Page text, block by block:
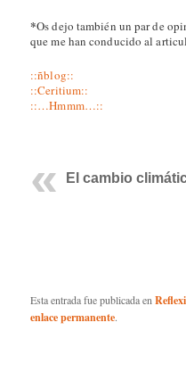
*Os dejo también un par de
que me han conducido al
::ñblog::
::Ceritium::
::…Hmmm…::
El cambio
Esta entrada fue publicada en
enlace permanente.